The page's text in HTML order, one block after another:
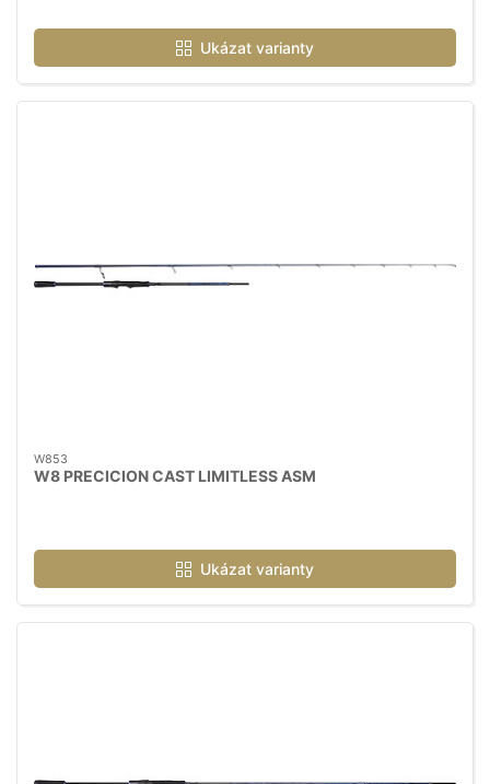
Ukázat varianty
W853
W8 PRECICION CAST LIMITLESS ASM
Ukázat varianty